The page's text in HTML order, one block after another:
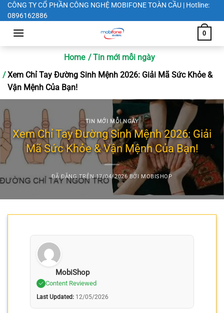
Chuyển
đến
CÔNG TY CỔ PHẦN CÔNG NGHỆ MOBIFONE TOÀN CẦU | Hotline:
0896162886
0
Home
Tin mới mỗi ngày
Xem Chỉ Tay Đường Sinh Mệnh 2026: Giải Mã Sức Khỏe &
Vận Mệnh Của Bạn!
TIN MỚI MỖI NGÀY
Xem Chỉ Tay Đường Sinh Mệnh 2026: Giải
Mã Sức Khỏe & Vận Mệnh Của Bạn!
ĐÃ ĐĂNG TRÊN17/04/2026 BỞI MOBISHOP
MobiShop
Content Reviewed
Last Updated: 12/05/2026